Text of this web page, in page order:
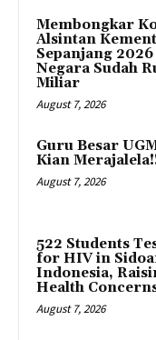
Membongkar
Alsintan
Sepanjang 2026
Negara Sudah
Miliar
August 7, 2026
Guru Besar
Kian
August 7, 2026
522 Students
for HIV in
Indonesia,
Health
August 7, 2026